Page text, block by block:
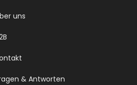
uns
& Antworten